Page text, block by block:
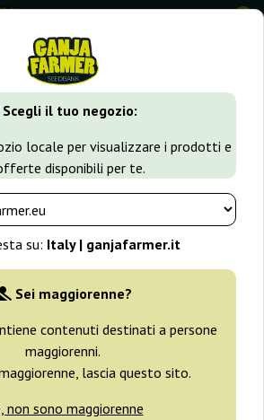
Scegli il tuo negozio:
locale per visualizzare i prodotti e
disponibili per te.
su: Italy | ganjafarmer.it
Sei maggiorenne?
contenuti destinati a persone
maggiorenni.
lascia questo sito.
non sono maggiorenne
0
Impressum